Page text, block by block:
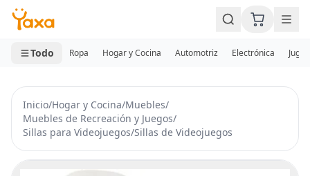
MINI CARRITO
0 productos
Todo Ropa Hogar y Cocina Automotriz Electrónica
Inicio/Hogar y Cocina/Muebles/
Muebles de Recreación y Juegos/
Sillas para Videojuegos/Sillas de Videojuegos